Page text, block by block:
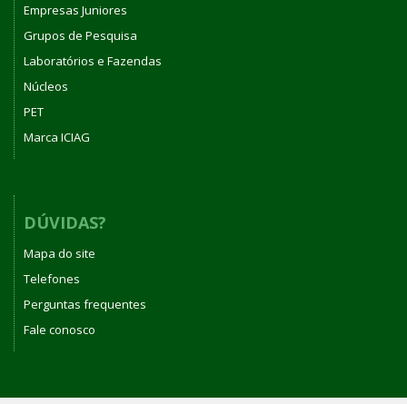
Empresas Juniores
Grupos de Pesquisa
Laboratórios e Fazendas
Núcleos
PET
Marca ICIAG
DÚVIDAS?
Mapa do site
Telefones
Perguntas frequentes
Fale conosco